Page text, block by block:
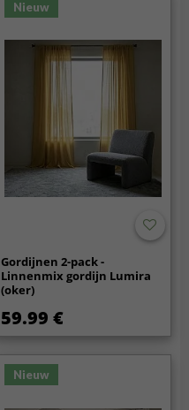
Nieuw
Gordijnen 2-pack -
Linnenmix gordijn Lumira
(oker)
59.99 €
Nieuw